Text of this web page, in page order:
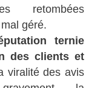
retombées
géré.
ternie
des clients et
viralité des avis